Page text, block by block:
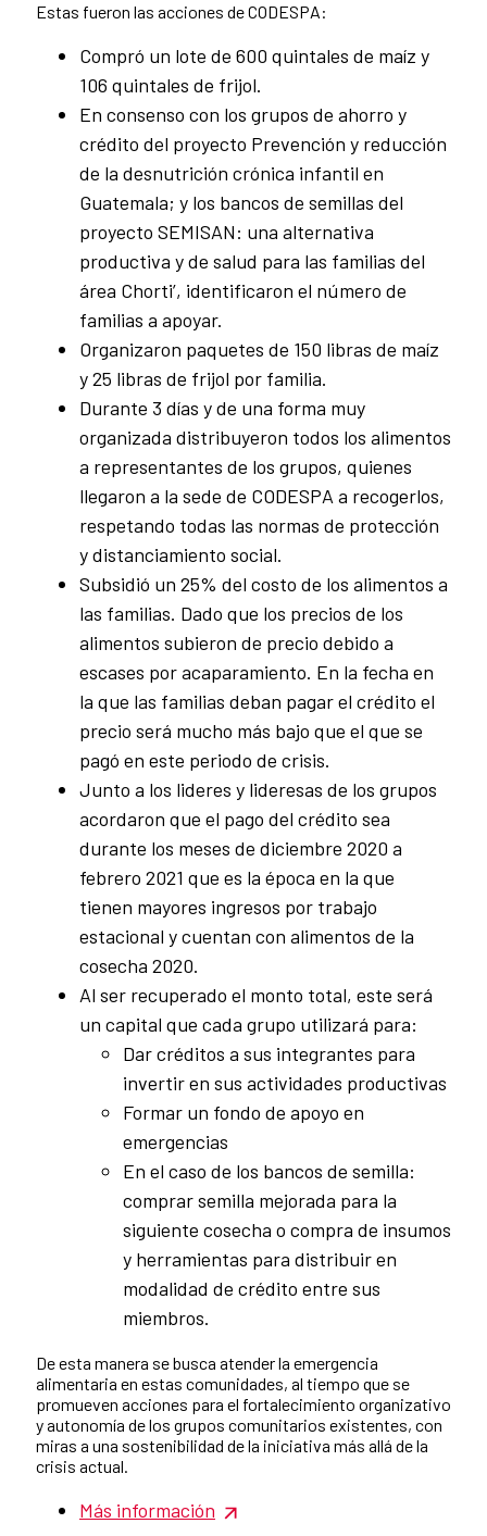
Estas fueron las acciones de CODESPA:
Compró un lote de 600 quintales de maíz y
106 quintales de frijol.
En consenso con los grupos de ahorro y
crédito del proyecto Prevención y reducción
de la desnutrición crónica infantil en
Guatemala; y los bancos de semillas del
proyecto SEMISAN: una alternativa
productiva y de salud para las familias del
área Chorti’, identificaron el número de
familias a apoyar.
Organizaron paquetes de 150 libras de maíz
y 25 libras de frijol por familia.
Durante 3 días y de una forma muy
organizada distribuyeron todos los alimentos
a representantes de los grupos, quienes
llegaron a la sede de CODESPA a recogerlos,
respetando todas las normas de protección
y distanciamiento social.
Subsidió un 25% del costo de los alimentos a
las familias. Dado que los precios de los
alimentos subieron de precio debido a
escases por acaparamiento. En la fecha en
la que las familias deban pagar el crédito el
precio será mucho más bajo que el que se
pagó en este periodo de crisis.
Junto a los lideres y lideresas de los grupos
acordaron que el pago del crédito sea
durante los meses de diciembre 2020 a
febrero 2021 que es la época en la que
tienen mayores ingresos por trabajo
estacional y cuentan con alimentos de la
cosecha 2020.
Al ser recuperado el monto total, este será
un capital que cada grupo utilizará para:
Dar créditos a sus integrantes para
invertir en sus actividades productivas
Formar un fondo de apoyo en
emergencias
En el caso de los bancos de semilla:
comprar semilla mejorada para la
siguiente cosecha o compra de insumos
y herramientas para distribuir en
modalidad de crédito entre sus
miembros.
De esta manera se busca atender la emergencia
alimentaria en estas comunidades, al tiempo que se
promueven acciones para el fortalecimiento organizativo
y autonomía de los grupos comunitarios existentes, con
miras a una sostenibilidad de la iniciativa más allá de la
crisis actual.
Más información